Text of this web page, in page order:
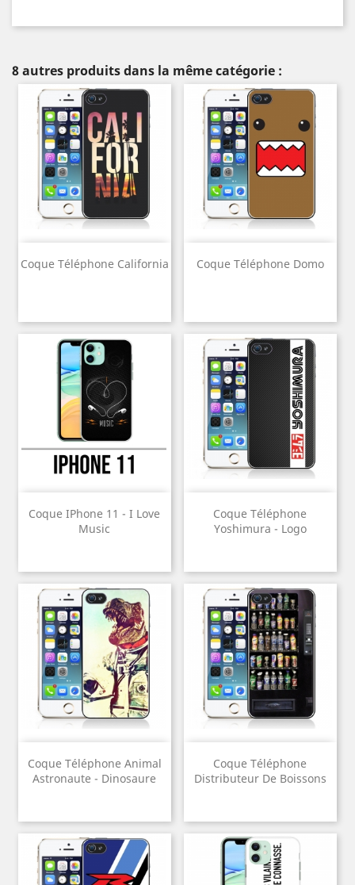
8 autres produits dans la même catégorie :
Coque Téléphone California Coque Téléphone Domo
Coque IPhone 11 - I Love
Music
Coque Téléphone
Yoshimura - Logo
Coque Téléphone Animal
Astronaute - Dinosaure
Coque Téléphone
Distributeur De Boissons